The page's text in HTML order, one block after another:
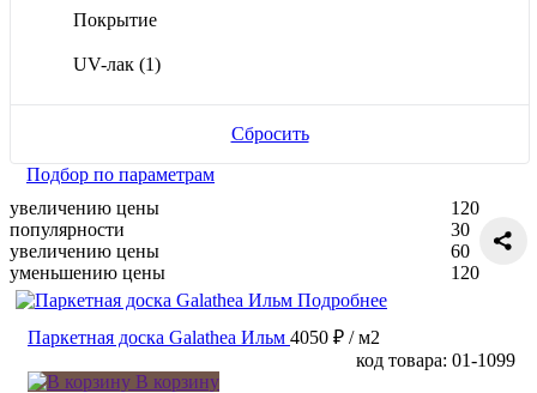
Покрытие
UV-лак (1)
Сбросить
Подбор по параметрам
увеличению цены
популярности
увеличению цены
уменьшению цены
120
30
60
120
Подробнее
Паркетная доска Galathea Ильм 4050 ₽ / м2
код товара: 01-1099
В корзину